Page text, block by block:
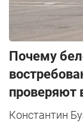
Почему
проверяют
Константин